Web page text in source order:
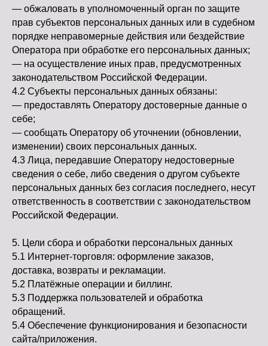
— обжаловать в уполномоченный орган по защите
прав субъектов персональных данных или в судебном
порядке неправомерные действия или бездействие
Оператора при обработке его персональных данных;
— на осуществление иных прав, предусмотренных
законодательством Российской Федерации.
4.2 Субъекты персональных данных обязаны:
— предоставлять Оператору достоверные данные о
себе;
— сообщать Оператору об уточнении (обновлении,
изменении) своих персональных данных.
4.3 Лица, передавшие Оператору недостоверные
сведения о себе, либо сведения о другом субъекте
персональных данных без согласия последнего, несут
ответственность в соответствии с законодательством
Российской Федерации.
5. Цели сбора и обработки персональных данных
5.1 Интернет-торговля: оформление заказов,
доставка, возвраты и рекламации.
5.2 Платёжные операции и биллинг.
5.3 Поддержка пользователей и обработка
обращений.
5.4 Обеспечение функционирования и безопасности
сайта/приложения.